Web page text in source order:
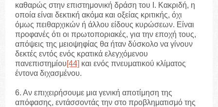
καθαρώς στην επιστημονική δράση του Ι. Κακριδή, η
οποία είναι δεκτική ακόμα και οξείας κριτικής, όχι
όμως πειθαρχικών ή άλλου είδους κυρώσεων. Είναι
προφανές ότι οι πρωτοποριακές, για την εποχή τους,
απόψεις της μειοψηφίας θα ήταν δύσκολο να γίνουν
δεκτές εντός ενός κρατικά ελεγχόμενου
πανεπιστημίου[44] και ενός πνευματικού κλίματος
έντονα διχασμένου.
6. Αν επιχειρήσουμε μια γενική αποτίμηση της
απόφασης, εντάσσοντάς την στο προβληματισμό της